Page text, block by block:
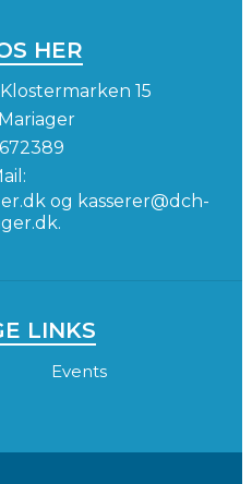
HER
15
og kasserer@dch-
LINKS
Events